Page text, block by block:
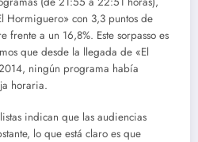
Hormiguero» con 3,3 puntos de
a un 16,8%. Este sorpasso es
que desde la llegada de «El
ningún programa había
horaria.
indican que las audiencias
lo que está claro es que